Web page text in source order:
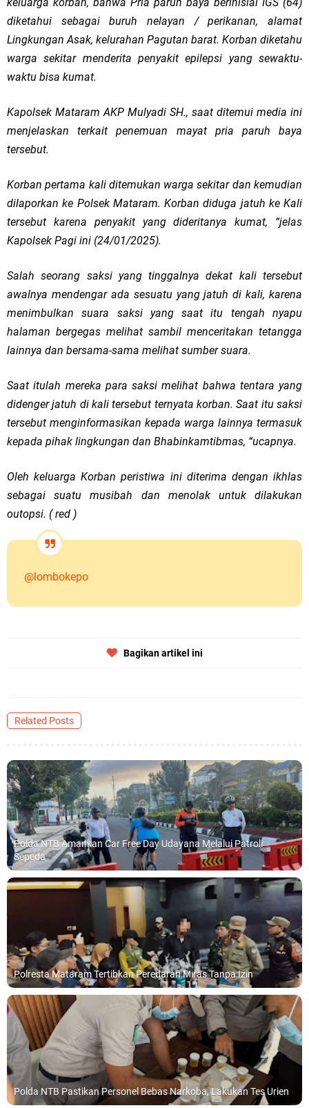
diketahui sebagai buruh nelayan / perikanan, alamat
Lingkungan Asak, kelurahan Pagutan barat. Korban diketahu
warga sekitar menderita penyakit epilepsi yang sewaktu-
waktu bisa kumat.
Kapolsek Mataram AKP Mulyadi SH., saat ditemui media ini
menjelaskan terkait penemuan mayat pria paruh baya
tersebut.
Korban pertama kali ditemukan warga sekitar dan kemudian
dilaporkan ke Polsek Mataram. Korban diduga jatuh ke Kali
tersebut karena penyakit yang dideritanya kumat, “jelas
Kapolsek Pagi ini (24/01/2025).
Salah seorang saksi yang tinggalnya dekat kali tersebut
awalnya mendengar ada sesuatu yang jatuh di kali, karena
menimbulkan suara saksi yang saat itu tengah nyapu
halaman bergegas melihat sambil menceritakan tetangga
lainnya dan bersama-sama melihat sumber suara.
Saat itulah mereka para saksi melihat bahwa tentara yang
didenger jatuh di kali tersebut ternyata korban. Saat itu saksi
tersebut menginformasikan kepada warga lainnya termasuk
kepada pihak lingkungan dan Bhabinkamtibmas, “ucapnya.
Oleh keluarga Korban peristiwa ini diterima dengan ikhlas
sebagai suatu musibah dan menolak untuk dilakukan
outopsi. ( red )
@lombokepo
Bagikan artikel ini
Related Posts
Polda NTB Amankan Car Free Day Udayana Melalui Patroli
Sepeda
Polresta Mataram Tertibkan Peredaran Miras Tanpa Izin
Polda NTB Pastikan Personel Bebas Narkoba, Lakukan Tes Urien